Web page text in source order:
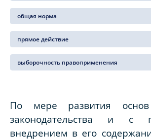
общая норма
прямое действие
выборочность правоприменения
По мере развития основ
законодательства и с
внедрением в его